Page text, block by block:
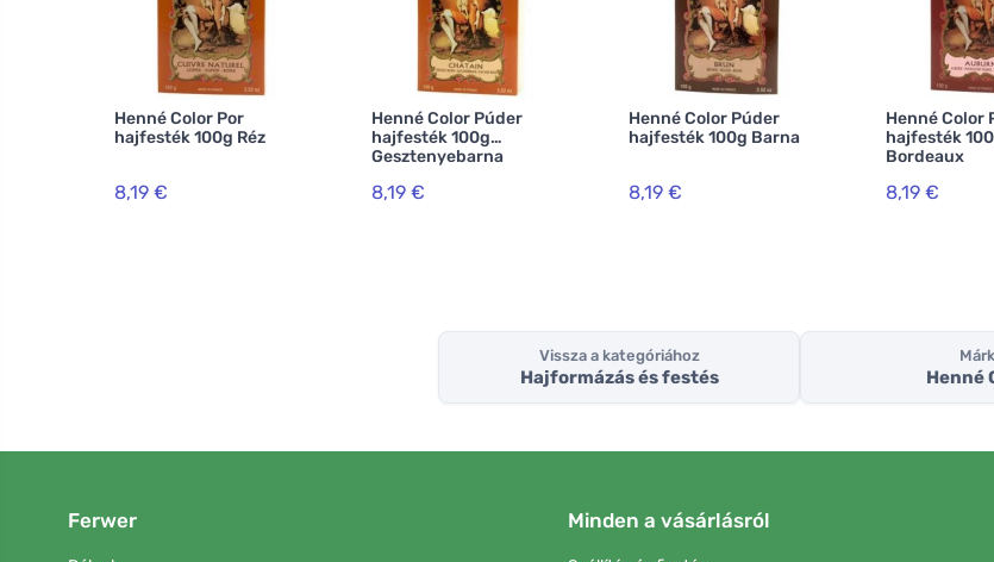
Henné Color Por
hajfesték 100g Réz
8,19 €
Henné Color Púder
hajfesték 100g
Gesztenyebarna
8,19 €
Henné Color Púder
hajfesték 100g Barna
8,19 €
Henné Color
hajfesték
Bordeaux
8,19 €
Vissza a kategóriához
Hajformázás és festés Henné
Ferwer Minden a vásárlásról